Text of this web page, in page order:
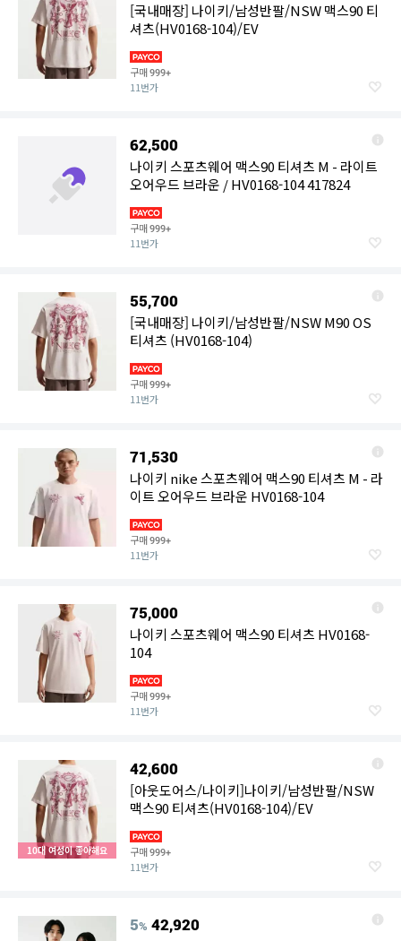
[국내매장] 나이키/남성반팔/NSW 맥스90 티
셔츠(HV0168-104)/EV
구매999+
11번가
62,500
나이키 스포츠웨어 맥스90 티셔츠 M - 라이트
오어우드 브라운 / HV0168-104 417824
구매999+
11번가
55,700
[국내매장] 나이키/남성반팔/NSW M90 OS
티셔츠 (HV0168-104)
구매999+
11번가
71,530
나이키 nike 스포츠웨어 맥스90 티셔츠 M - 라
이트 오어우드 브라운 HV0168-104
구매999+
11번가
75,000
나이키 스포츠웨어 맥스90 티셔츠 HV0168-
104
구매999+
11번가
10대 여성이 좋아해요
42,600
[아웃도어스/나이키]나이키/남성반팔/NSW
맥스90 티셔츠(HV0168-104)/EV
구매999+
11번가
5% 42,920